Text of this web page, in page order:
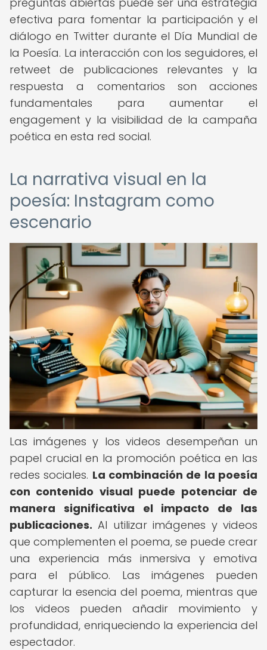
efectiva para fomentar la participación y el
diálogo en Twitter durante el Día Mundial de
la Poesía. La interacción con los seguidores, el
retweet de publicaciones relevantes y la
respuesta a comentarios son acciones
fundamentales para aumentar el
engagement y la visibilidad de la campaña
poética en esta red social.
La narrativa visual en la
poesía: Instagram como
escenario
Las imágenes y los videos desempeñan un
papel crucial en la promoción poética en las
redes sociales. La combinación de la poesía
con contenido visual puede potenciar de
manera significativa el impacto de las
publicaciones. Al utilizar imágenes y videos
que complementen el poema, se puede crear
una experiencia más inmersiva y emotiva
para el público. Las imágenes pueden
capturar la esencia del poema, mientras que
los videos pueden añadir movimiento y
profundidad, enriqueciendo la experiencia del
espectador.